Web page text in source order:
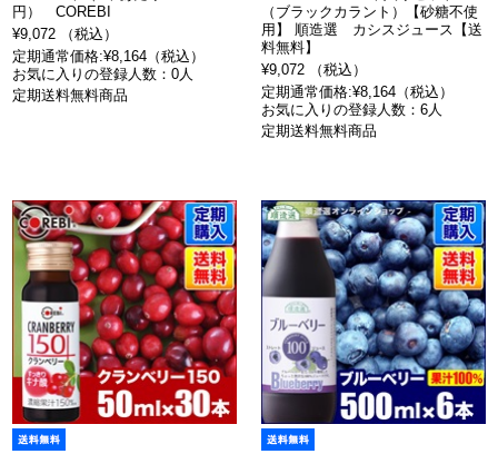
円） COREBI
¥9,072 （税込）
定期通常価格:¥8,164（税込）
お気に入りの登録人数：0人
定期送料無料商品
（ブラックカラント）【砂糖不使
用】 順造選 カシスジュース【送
料無料】
¥9,072 （税込）
定期通常価格:¥8,164（税込）
お気に入りの登録人数：6人
定期送料無料商品